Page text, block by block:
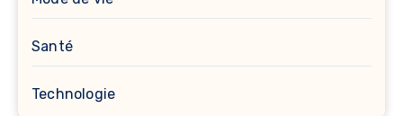
Santé
Technologie